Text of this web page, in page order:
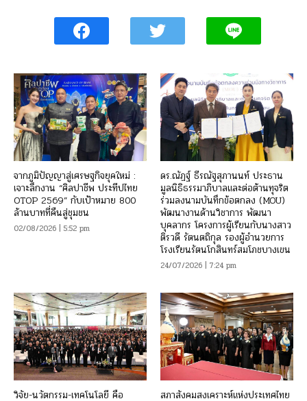
จากภูมิปัญญาสู่เศรษฐกิจยุคใหม่ :
เจาะลึกงาน “ศิลปาชีพ ประทีปไทย
OTOP 2569” กับเป้าหมาย 800
ล้านบาทที่คืนสู่ชุมชน
02/08/2026 | 5:52 pm
ดร.ณัฏฐ์ ธีรณัฐสุภานนท์ ประธาน
มูลนิธิธรรมาภิบาลและต่อต้านทุจริต
ร่วมลงนามบันทึกข้อตกลง (MOU)
พัฒนางานด้านวิชาการ พัฒนา
บุคลากร โครงการผู้เรียนกับนางสาว
ติรวดี รัตนตถิกุล รองผู้อำนวยการ
โรงเรียนรัตนโกสินทร์สมโภชบางเขน
24/07/2026 | 7:24 pm
วิจัย-นวัตกรรม-เทคโนโลยี คือ
สภาสังคมสงเคราะห์แห่งประเทศไทย